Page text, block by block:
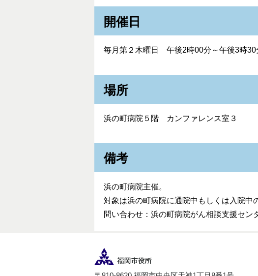
開催日
毎月第２木曜日 午後2時00分～午後3時30
場所
浜の町病院５階 カンファレンス室３
備考
浜の町病院主催。
対象は浜の町病院に通院中もしくは入院中
問い合わせ：浜の町病院がん相談支援セン